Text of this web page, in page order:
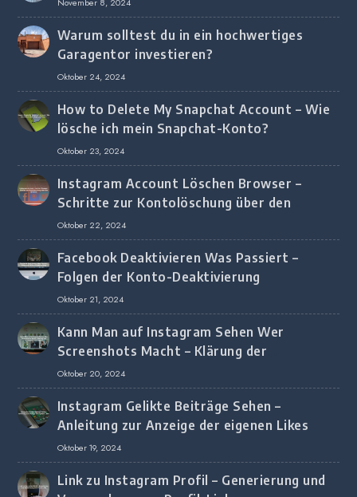
November 8, 2024
Warum solltest du in ein hochwertiges
Garagentor investieren?
Oktober 24, 2024
How to Delete My Snapchat Account – Wie
lösche ich mein Snapchat-Konto?
Oktober 23, 2024
Instagram Account Löschen Browser –
Schritte zur Kontolöschung über den
Browser
Oktober 22, 2024
Facebook Deaktivieren Was Passiert –
Folgen der Konto-Deaktivierung
Oktober 21, 2024
Kann Man auf Instagram Sehen Wer
Screenshots Macht – Klärung der
Screenshot-Erkennung
Oktober 20, 2024
Instagram Gelikte Beiträge Sehen –
Anleitung zur Anzeige der eigenen Likes
Oktober 19, 2024
Link zu Instagram Profil – Generierung und